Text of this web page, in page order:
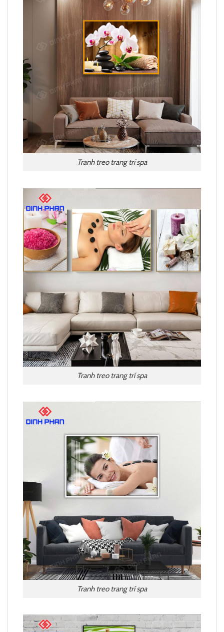
Tranh treo trang trí spa
Tranh treo trang trí spa
Tranh treo trang trí spa